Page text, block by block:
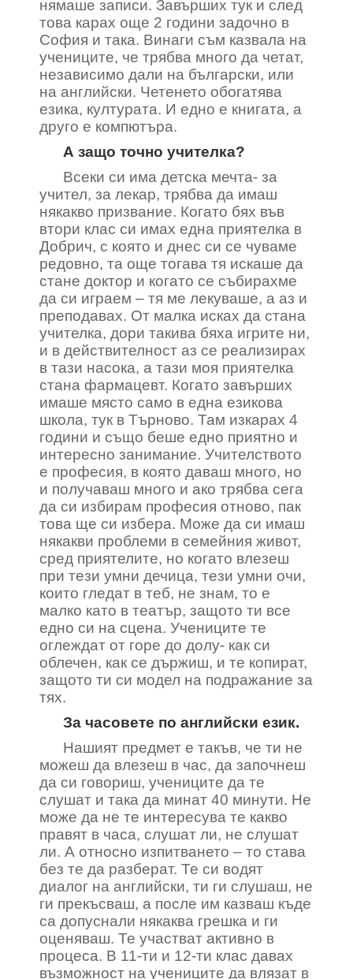
нямаше записи. Завърших тук и след
това карах още 2 години задочно в
София и така. Винаги съм казвала на
учениците, че трябва много да четат,
независимо дали на български, или
на английски. Четенето обогатява
езика, културата. И едно е книгата, а
друго е компютъра.
А защо точно учителка?
Всеки си има детска мечта- за
учител, за лекар, трябва да имаш
някакво призвание. Когато бях във
втори клас си имах една приятелка в
Добрич, с която и днес си се чуваме
редовно, та още тогава тя искаше да
стане доктор и когато се събирахме
да си играем – тя ме лекуваше, а аз и
преподавах. От малка исках да стана
учителка, дори такива бяха игрите ни,
и в действителност аз се реализирах
в тази насока, а тази моя приятелка
стана фармацевт. Когато завърших
имаше място само в една езикова
школа, тук в Търново. Там изкарах 4
години и също беше едно приятно и
интересно занимание. Учителството
е професия, в която даваш много, но
и получаваш много и ако трябва сега
да си избирам професия отново, пак
това ще си избера. Може да си имаш
някакви проблеми в семейния живот,
сред приятелите, но когато влезеш
при тези умни дечица, тези умни очи,
които гледат в теб, не знам, то е
малко като в театър, защото ти все
едно си на сцена. Учениците те
оглеждат от горе до долу- как си
облечен, как се държиш, и те копират,
защото ти си модел на подражание за
тях.
За часовете по английски език.
Нашият предмет е такъв, че ти не
можеш да влезеш в час, да започнеш
да си говориш, учениците да те
слушат и така да минат 40 минути. Не
може да не те интересува те какво
правят в часа, слушат ли, не слушат
ли. А относно изпитването – то става
без те да разберат. Те си водят
диалог на английски, ти ги слушаш, не
ги прекъсваш, а после им казваш къде
са допуснали някаква грешка и ги
оценяваш. Те участват активно в
процеса. В 11-ти и 12-ти клас давах
възможност на учениците да влязат в